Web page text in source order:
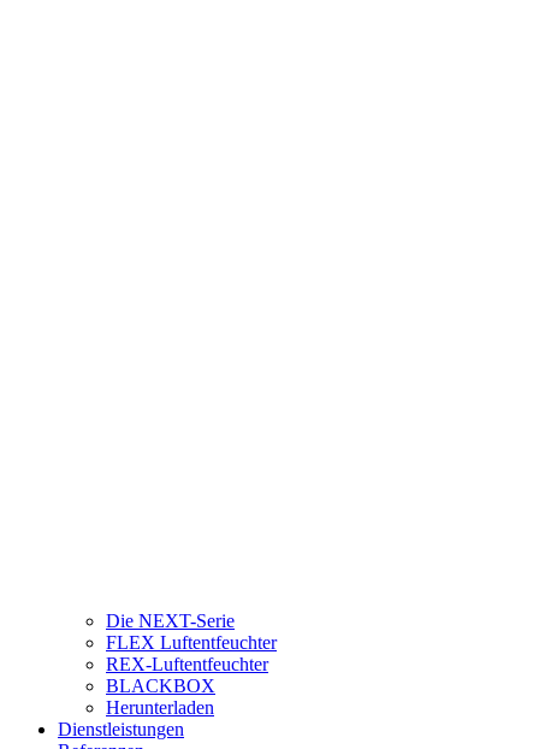
Die NEXT-Serie
FLEX Luftentfeuchter
REX-Luftentfeuchter
BLACKBOX
Herunterladen
Dienstleistungen